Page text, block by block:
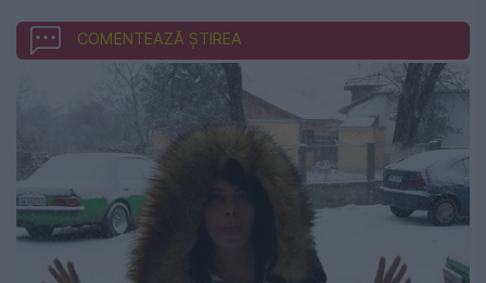
COMENTEAZĂ ȘTIREA